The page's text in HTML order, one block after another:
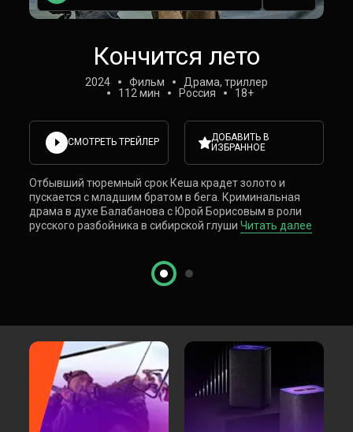
Кончится лето
2024 Фильм
Драма, триллер
112 мин
Россия 18+
СМОТРЕТЬ ТРЕЙЛЕР
ДОБАВИТЬ В
ИЗБРАННОЕ
Отбывший тюремный срок Кеша крадет золото и
пускается с младшим братом в бега. Криминальная
драма в духе Балабанова с Юрой Борисовым в роли
русского разбойника в сибирской глуши Читать далее